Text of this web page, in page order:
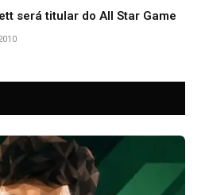
será titular do All Star Game